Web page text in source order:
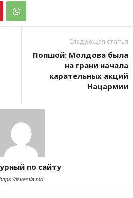
Следующая статья
Попшой: Молдова была
на грани начала
карательных акций
Нацармии
по сайту
https://izvestia.md